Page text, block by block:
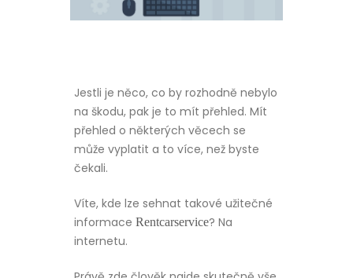
Jestli je něco, co by rozhodně nebylo
na škodu, pak je to mít přehled. Mít
přehled o některých věcech se
může vyplatit a to více, než byste
čekali.
Víte, kde lze sehnat takové užitečné
informace Rentcarservice? Na
internetu.